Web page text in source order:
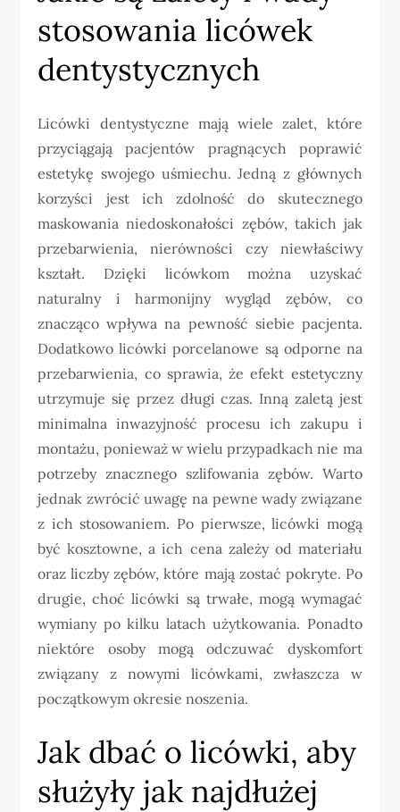
stosowania licówek
dentystycznych
Licówki dentystyczne mają wiele zalet, które
przyciągają pacjentów pragnących poprawić
estetykę swojego uśmiechu. Jedną z głównych
korzyści jest ich zdolność do skutecznego
maskowania niedoskonałości zębów, takich jak
przebarwienia, nierówności czy niewłaściwy
kształt. Dzięki licówkom można uzyskać
naturalny i harmonijny wygląd zębów, co
znacząco wpływa na pewność siebie pacjenta.
Dodatkowo licówki porcelanowe są odporne na
przebarwienia, co sprawia, że efekt estetyczny
utrzymuje się przez długi czas. Inną zaletą jest
minimalna inwazyjność procesu ich zakupu i
montażu, ponieważ w wielu przypadkach nie ma
potrzeby znacznego szlifowania zębów. Warto
jednak zwrócić uwagę na pewne wady związane
z ich stosowaniem. Po pierwsze, licówki mogą
być kosztowne, a ich cena zależy od materiału
oraz liczby zębów, które mają zostać pokryte. Po
drugie, choć licówki są trwałe, mogą wymagać
wymiany po kilku latach użytkowania. Ponadto
niektóre osoby mogą odczuwać dyskomfort
związany z nowymi licówkami, zwłaszcza w
początkowym okresie noszenia.
Jak dbać o licówki, aby
służyły jak najdłużej